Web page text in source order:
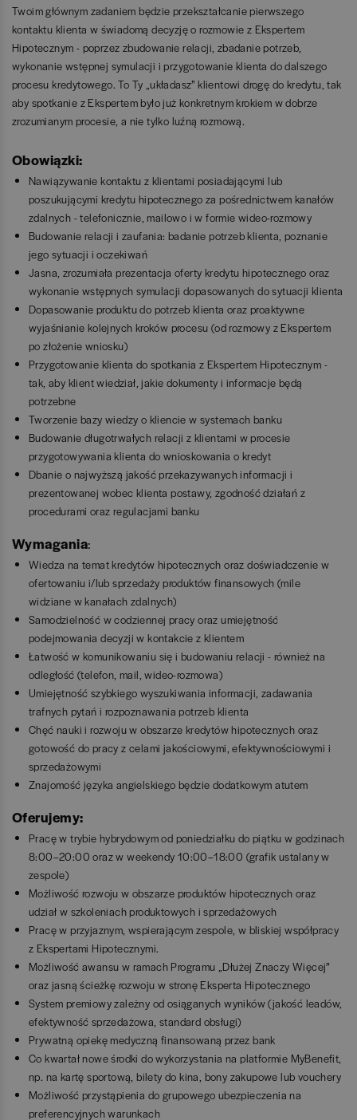
Twoim głównym zadaniem będzie przekształcanie pierwszego
kontaktu klienta w świadomą decyzję o rozmowie z Ekspertem
Hipotecznym - poprzez zbudowanie relacji, zbadanie potrzeb,
wykonanie wstępnej symulacji i przygotowanie klienta do dalszego
procesu kredytowego. To Ty „układasz” klientowi drogę do kredytu, tak
aby spotkanie z Ekspertem było już konkretnym krokiem w dobrze
zrozumianym procesie, a nie tylko luźną rozmową.
Obowiązki:
Nawiązywanie kontaktu z klientami posiadającymi lub
poszukującymi kredytu hipotecznego za pośrednictwem kanałów
zdalnych - telefonicznie, mailowo i w formie wideo-rozmowy
Budowanie relacji i zaufania: badanie potrzeb klienta, poznanie
jego sytuacji i oczekiwań
Jasna, zrozumiała prezentacja oferty kredytu hipotecznego oraz
wykonanie wstępnych symulacji dopasowanych do sytuacji klienta
Dopasowanie produktu do potrzeb klienta oraz proaktywne
wyjaśnianie kolejnych kroków procesu (od rozmowy z Ekspertem
po złożenie wniosku)
Przygotowanie klienta do spotkania z Ekspertem Hipotecznym -
tak, aby klient wiedział, jakie dokumenty i informacje będą
potrzebne
Tworzenie bazy wiedzy o kliencie w systemach banku
Budowanie długotrwałych relacji z klientami w procesie
przygotowywania klienta do wnioskowania o kredyt
Dbanie o najwyższą jakość przekazywanych informacji i
prezentowanej wobec klienta postawy, zgodność działań z
procedurami oraz regulacjami banku
Wymagania:
Wiedza na temat kredytów hipotecznych oraz doświadczenie w
ofertowaniu i/lub sprzedaży produktów finansowych (mile
widziane w kanałach zdalnych)
Samodzielność w codziennej pracy oraz umiejętność
podejmowania decyzji w kontakcie z klientem
Łatwość w komunikowaniu się i budowaniu relacji - również na
odległość (telefon, mail, wideo-rozmowa)
Umiejętność szybkiego wyszukiwania informacji, zadawania
trafnych pytań i rozpoznawania potrzeb klienta
Chęć nauki i rozwoju w obszarze kredytów hipotecznych oraz
gotowość do pracy z celami jakościowymi, efektywnościowymi i
sprzedażowymi
Znajomość języka angielskiego będzie dodatkowym atutem
Oferujemy:
Pracę w trybie hybrydowymod poniedziałku do piątku w godzinach
8:00–20:00 oraz w weekendy 10:00–18:00 (grafik ustalany w
zespole)
Możliwość rozwoju w obszarze produktów hipotecznych oraz
udział w szkoleniach produktowych i sprzedażowych
Pracę w przyjaznym, wspierającym zespole, w bliskiej współpracy
z Ekspertami Hipotecznymi.
Możliwość awansu w ramach Programu „Dłużej Znaczy Więcej”
oraz jasną ścieżkę rozwoju w stronę Eksperta Hipotecznego
System premiowy zależny od osiąganych wyników (jakość leadów,
efektywność sprzedażowa, standard obsługi)
Prywatną opiekę medyczną finansowaną przez bank
Co kwartał nowe środki do wykorzystania na platformie MyBenefit,
np. na kartę sportową, bilety do kina, bony zakupowe lub vouchery
Możliwość przystąpienia do grupowego ubezpieczenia na
preferencyjnych warunkach